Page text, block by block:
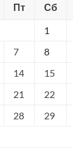
Пт Сб
1
7 8
14 15
21 22
28 29